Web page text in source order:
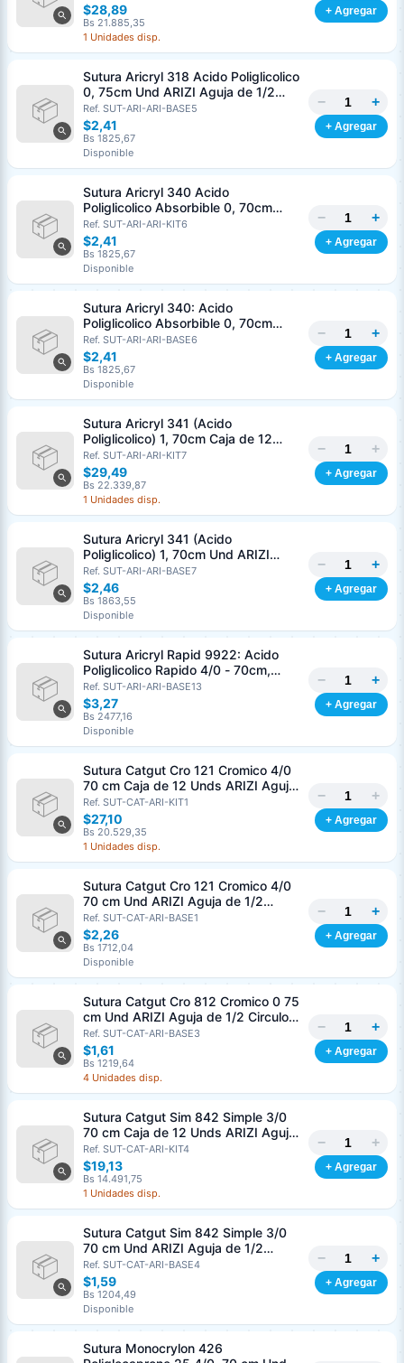
$28,89
Bs 21.885,35
1 Unidades disp.
+ Agregar
Sutura Aricryl 318 Acido Poliglicolico
0, 75cm Und ARIZI Aguja de 1/2
Punta Cónica 26mm
Ref. SUT-ARI-ARI-BASE5
$2,41
Bs 1825,67
Disponible
− +
+ Agregar
Sutura Aricryl 340 Acido
Poliglicolico Absorbible 0, 70cm
Caja de 12 Unds ARIZI Aguja de 1/2
Punta Cónica 36mm
Ref. SUT-ARI-ARI-KIT6
$2,41
Bs 1825,67
Disponible
− +
+ Agregar
Sutura Aricryl 340: Acido
Poliglicolico Absorbible 0, 70cm
Und ARIZI Aguja de 1/2 Punta
Cónica 36mm
Ref. SUT-ARI-ARI-BASE6
$2,41
Bs 1825,67
Disponible
− +
+ Agregar
Sutura Aricryl 341 (Acido
Poliglicolico) 1, 70cm Caja de 12
Unds ARIZI Aguja de 1/2 Circulo
Punta Conica 36mm
Ref. SUT-ARI-ARI-KIT7
$29,49
Bs 22.339,87
1 Unidades disp.
− +
+ Agregar
Sutura Aricryl 341 (Acido
Poliglicolico) 1, 70cm Und ARIZI
Aguja de 1/2 Circulo Punta Conica
36mm
Ref. SUT-ARI-ARI-BASE7
$2,46
Bs 1863,55
Disponible
− +
+ Agregar
Sutura Aricryl Rapid 9922: Acido
Poliglicolico Rapido 4/0 - 70cm,
aguja de 3/8 Corte Inverso 19mm
Und ARIZI Absorbible
Ref. SUT-ARI-ARI-BASE13
$3,27
Bs 2477,16
Disponible
− +
+ Agregar
Sutura Catgut Cro 121 Cromico 4/0
70 cm Caja de 12 Unds ARIZI Aguja
de 1/2 Circulo Punta Conica 26 mm
Ref. SUT-CAT-ARI-KIT1
$27,10
Bs 20.529,35
1 Unidades disp.
− +
+ Agregar
Sutura Catgut Cro 121 Cromico 4/0
70 cm Und ARIZI Aguja de 1/2
Circulo Punta Conica 26 mm
Ref. SUT-CAT-ARI-BASE1
$2,26
Bs 1712,04
Disponible
− +
+ Agregar
Sutura Catgut Cro 812 Cromico 0 75
cm Und ARIZI Aguja de 1/2 Circulo
Punta Conica 37 mm
Ref. SUT-CAT-ARI-BASE3
$1,61
Bs 1219,64
4 Unidades disp.
− +
+ Agregar
Sutura Catgut Sim 842 Simple 3/0
70 cm Caja de 12 Unds ARIZI Aguja
de 1/2 Circulo Punta Conica 36 mm
Ref. SUT-CAT-ARI-KIT4
$19,13
Bs 14.491,75
1 Unidades disp.
− +
+ Agregar
Sutura Catgut Sim 842 Simple 3/0
70 cm Und ARIZI Aguja de 1/2
Circulo Punta Conica 36 mm
Ref. SUT-CAT-ARI-BASE4
$1,59
Bs 1204,49
Disponible
− +
+ Agregar
Sutura Monocrylon 426
Generar cotización
Completá los datos para emitir el PDF
Nombre o razón social
Cédula o RIF*
Teléfono (opcional)
Email (opcional)
Cancelar
Clave